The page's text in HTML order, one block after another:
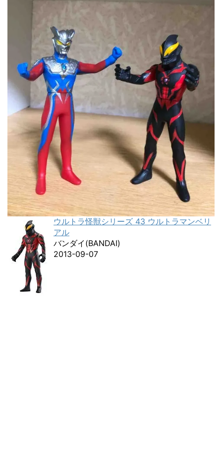
ウルトラ怪獣シリーズ 43 ウルトラマンベリ
アル
バンダイ(BANDAI)
2013-09-07